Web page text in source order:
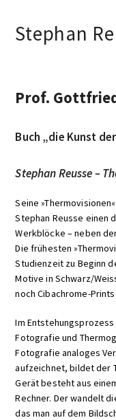
Stephan
Prof.
Buch „die Kunst
Stephan Reusse –
Seine
Stephan Reusse einen
Werkblöcke – neben
Die frühesten
Studienzeit zu Beginn
Motive in Schwarz/
noch Cibachrome-
Im
Fotografie und
Fotografie analoges
aufzeichnet, bildet der
Gerät besteht aus
Rechner. Der wandelt
das man auf dem